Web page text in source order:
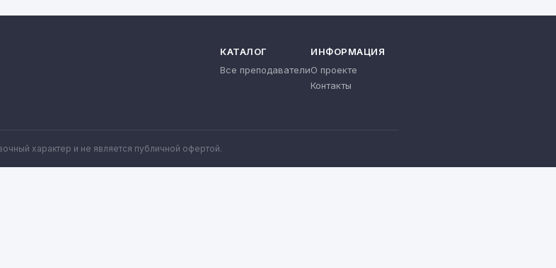
КАТАЛОГ
Все преподаватели
ИНФОРМАЦИЯ
О проекте
Контакты
характер и не является публичной офертой.